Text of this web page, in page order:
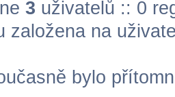
3 uživatelů :: 0
založena na
bylo